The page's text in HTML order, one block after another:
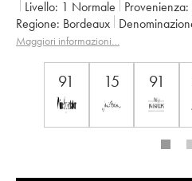
Livello: 1 Normale Provenienza:
Regione:
Bordeaux
Proprietario:
Henri Duboscq
Maggiori informazioni…
91 15 91